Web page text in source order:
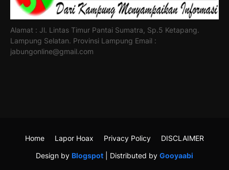
Alamat : Jl. Lintas Timur Pantai Sumatra, Sp.5 Ketapang.
Lampung Selatan. Provinsi Lampung Email :
jabungonline@gmail.com
Design by Blogspot | Distributed by Gooyaabi
Home Lapor Hoax Privacy Policy DISCLAIMER